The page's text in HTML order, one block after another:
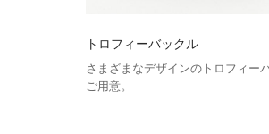
トロフィーバックル
さまざまなデザインのトロフィー
ご用意。